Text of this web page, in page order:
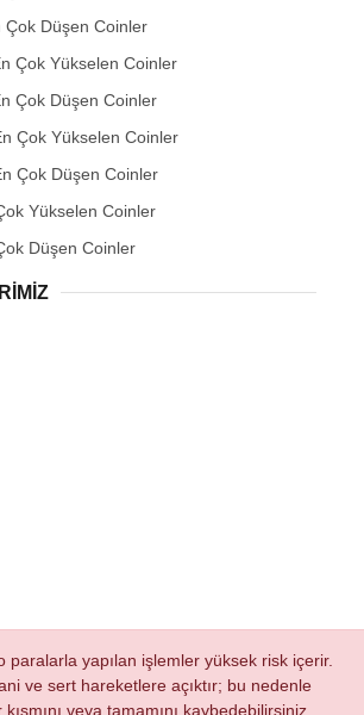
Çok Düşen Coinler
Çok Yükselen Coinler
Çok Düşen Coinler
Çok Yükselen Coinler
Çok Düşen Coinler
Yükselen Coinler
Düşen Coinler
paralarla yapılan işlemler yüksek risk içerir.
ve sert hareketlere açıktır; bu nedenle
kısmını veya tamamını kaybedebilirsiniz.